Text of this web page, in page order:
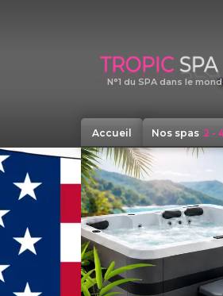
N°1 du SPA dans le
Accueil Nos spas 2 -